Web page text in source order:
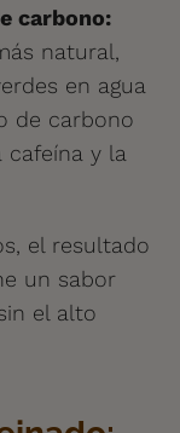
carbono:
natural,
en agua
de carbono
cafeína y la
el resultado
un sabor
el alto